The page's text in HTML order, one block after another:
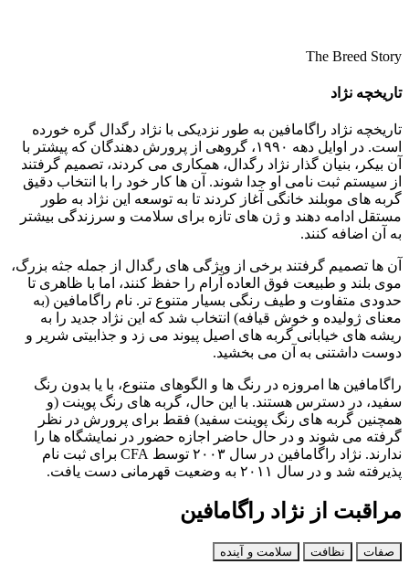
The Breed Story
تاریخچه نژاد
تاریخچه نژاد راگامافین به‌ طور نزدیکی با نژاد رگدال گره خورده
است. در اوایل دهه ۱۹۹۰، گروهی از پرورش‌ دهندگان که پیشتر با
آن بیکر، بنیان‌ گذار نژاد رگدال، همکاری می‌ کردند، تصمیم گرفتند
از سیستم ثبت‌ نامی او جدا شوند. آن‌ ها کار خود را با انتخاب دقیق
گربه‌ های موبلند خانگی آغاز کردند تا به توسعه این نژاد به‌ طور
مستقل ادامه دهند و ژن‌ های تازه برای سلامت و سرزندگی بیشتر
به آن اضافه کنند.
آن‌ ها تصمیم گرفتند برخی از ویژگی‌ های رگدال از جمله جثه بزرگ،
موی بلند و طبیعت فوق‌ العاده آرام را حفظ کنند، اما با ظاهری تا
حدودی متفاوت و طیف رنگی بسیار متنوع‌ تر. نام راگامافین (به
معنای ژولیده و خوش‌ قیافه) انتخاب شد که این نژاد جدید را به
ریشه‌ های خیابانی گربه‌ های اصیل پیوند می‌ زد و جذابیتی شریر و
دوست‌ داشتنی به آن می‌ بخشید.
راگامافین‌ ها امروزه در رنگ‌ ها و الگوهای متنوع، با یا بدون رنگ
سفید، در دسترس هستند. با این حال، گربه‌ های رنگ‌ پوینت (و
همچنین گربه‌ های رنگ‌ پوینت سفید) فقط برای پرورش در نظر
گرفته می‌ شوند و در حال حاضر اجازه حضور در نمایشگاه‌ ها را
ندارند. نژاد راگامافین در سال ۲۰۰۳ توسط CFA برای ثبت‌ نام
پذیرفته شد و در سال ۲۰۱۱ به وضعیت قهرمانی دست یافت.
مراقبت از نژاد راگامافین
صفات نظافت سلامت و آینده